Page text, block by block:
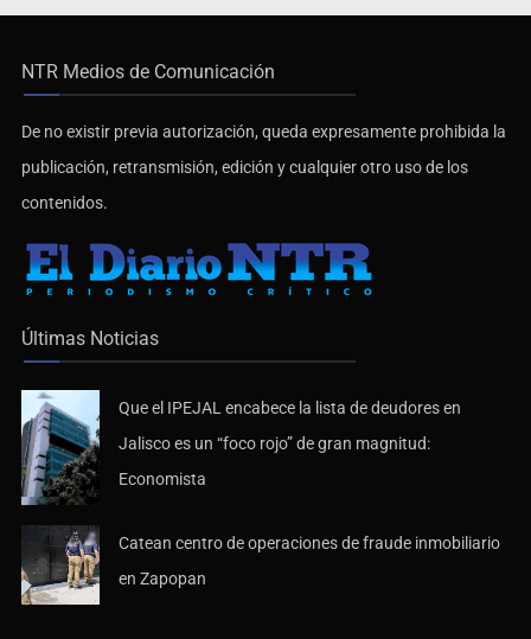
NTR Medios de Comunicación
De no existir previa autorización, queda expresamente prohibida la
publicación, retransmisión, edición y cualquier otro uso de los
contenidos.
Últimas Noticias
Que el IPEJAL encabece la lista de deudores en
Jalisco es un “foco rojo” de gran magnitud:
Economista
Catean centro de operaciones de fraude inmobiliario
en Zapopan